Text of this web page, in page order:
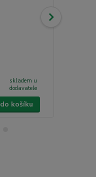
skladem u
dodavatele
košíku